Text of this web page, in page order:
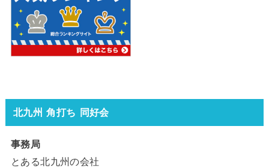
北九州 角打ち 同好会
事務局
とある北九州の会社